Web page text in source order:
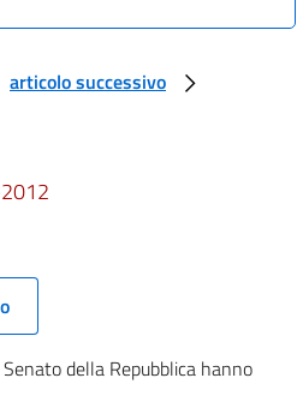
articolo successivo
della Repubblica hanno